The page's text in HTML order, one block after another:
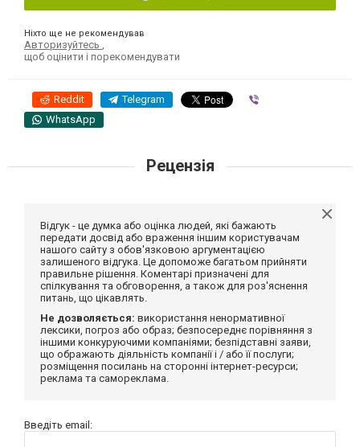
Ніхто ще не рекомендував
Авторизуйтесь
щоб оцінити і порекомендувати
Reddit Telegram
WhatsApp
Рецензія
Відгук - це думка або оцінка людей, які бажають
передати досвід або враження іншим користувачам
нашого сайту з обов'язковою аргументацією
залишеного відгука. Це допоможе багатьом прийняти
правильне рішення. Коментарі призначені для
спілкування та обговорення, а також для роз'яснення
питань, що цікавлять.
Не дозволяється: використання ненормативної
лексики, погроз або образ; безпосереднє порівняння з
іншими конкуруючими компаніями; безпідставні заяви,
що ображають діяльність компанії і / або її послуги;
розміщення посилань на сторонні інтернет-ресурси;
реклама та самореклама.
Введіть email: